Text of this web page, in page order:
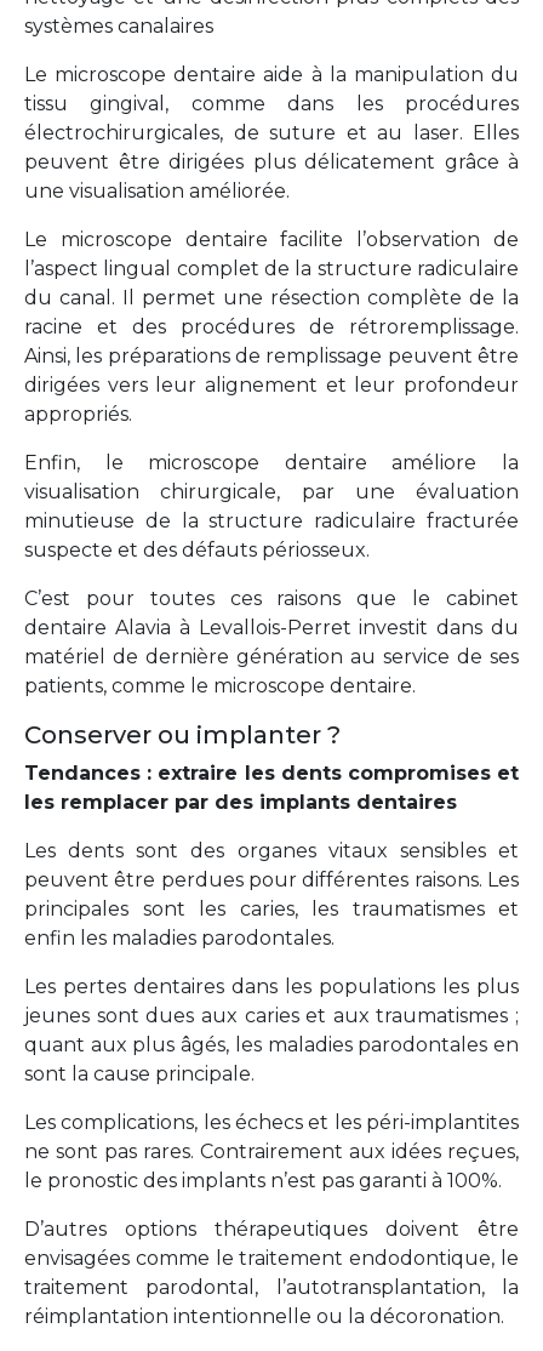
systèmes canalaires
Le microscope dentaire aide à la manipulation du
tissu gingival, comme dans les procédures
électrochirurgicales, de suture et au laser. Elles
peuvent être dirigées plus délicatement grâce à
une visualisation améliorée.
Le microscope dentaire facilite l’observation de
l’aspect lingual complet de la structure radiculaire
du canal. Il permet une résection complète de la
racine et des procédures de rétroremplissage.
Ainsi, les préparations de remplissage peuvent être
dirigées vers leur alignement et leur profondeur
appropriés.
Enfin, le microscope dentaire améliore la
visualisation chirurgicale, par une évaluation
minutieuse de la structure radiculaire fracturée
suspecte et des défauts périosseux.
C’est pour toutes ces raisons que le cabinet
dentaire Alavia à Levallois-Perret investit dans du
matériel de dernière génération au service de ses
patients, comme le microscope dentaire.
Conserver ou implanter ?
Tendances : extraire les dents compromises et
les remplacer par des implants dentaires
Les dents sont des organes vitaux sensibles et
peuvent être perdues pour différentes raisons. Les
principales sont les caries, les traumatismes et
enfin les maladies parodontales.
Les pertes dentaires dans les populations les plus
jeunes sont dues aux caries et aux traumatismes ;
quant aux plus âgés, les maladies parodontales en
sont la cause principale.
Les complications, les échecs et les péri-implantites
ne sont pas rares. Contrairement aux idées reçues,
le pronostic des implants n’est pas garanti à 100%.
D’autres options thérapeutiques doivent être
envisagées comme le traitement endodontique, le
traitement parodontal, l’autotransplantation, la
réimplantation intentionnelle ou la décoronation.